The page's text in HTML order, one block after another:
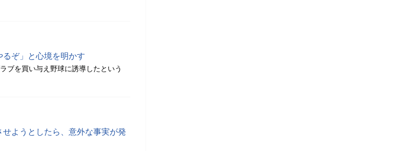
ぞ」と心境を明かす
ブを買い与え野球に誘導したという
ようとしたら、意外な事実が発